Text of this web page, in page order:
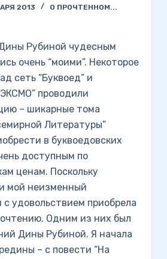
2013 О ПРОЧТЕННОМ...
Рубиной чудесным
очень “моими”. Некоторое
сеть “Буквоед” и
проводили
– шикарные тома
Литературы”
в буквоедовских
доступным по
ценам. Поскольку
мой неизменный
с удовольствием приобрела
Одним из них был
Дины Рубиной. Я начала
– с повести “На